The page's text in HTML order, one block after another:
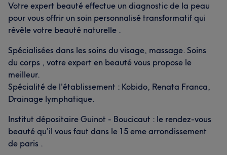
Votre expert beauté effectue un diagnostic de la peau
pour vous offrir un soin personnalisé transformatif qui
révèle votre beauté naturelle .
Spécialisées dans les soins du visage, massage. Soins
du corps , votre expert en beauté vous propose le
meilleur.
Spécialité de l'établissement : Kobido, Renata Franca,
Drainage lymphatique.
Institut dépositaire Guinot - Boucicaut : le rendez-vous
beauté qu’il vous faut dans le 15 eme arrondissement
de paris .